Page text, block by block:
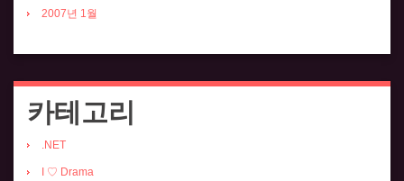
2007년 1월
카테고리
.NET
I ♡ Drama